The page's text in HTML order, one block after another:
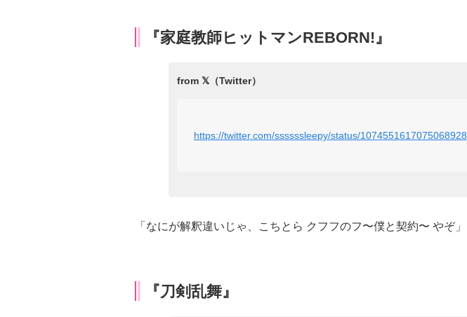
『家庭教師ヒットマンREBORN!』
https://twitter.com/ssssssleepy/status/1074551617075068928
「なにが解釈違いじゃ、こちとら クフフのフ〜僕と契約〜 やぞ」
『刀剣乱舞』